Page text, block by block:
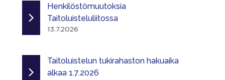
Henkilöstömuutoksia
Taitoluisteluliitossa
13.7.2026
Taitoluistelun tukirahaston hakuaika
alkaa 1.7.2026